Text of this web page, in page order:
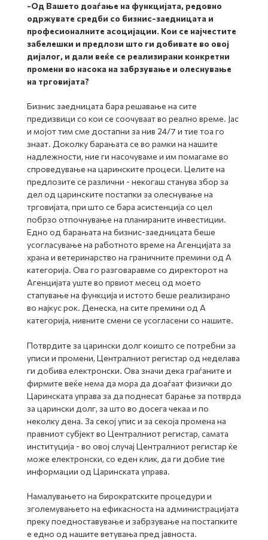
-Од Вашето доаѓање на функцијата, редовно
одржувате средби со бизнис-заедницата и
професионалните асоцијации. Кои се најчестите
забелешки и предлози што ги добивате во овој
дијалог, и дали веќе се реализирани конкретни
промени во насока на забрзување и олеснување
на трговијата?
Бизнис заедницата бара решавање на сите
предизвици со кои се соочуваат во реално време. Јас
и мојот тим сме достапни за нив 24/7 и тие тоа го
знаат. Доколку барањата се во рамки на нашите
надлежности, ние ги насочуваме и им помагаме во
спроведување на царинските процеси. Целите на
предлозите се различни - некогаш станува збор за
дел од царинските постапки за олеснување на
трговијата, при што се бара асистенција со цел
побрзо отпочнување на планираните инвестиции.
Едно од барањата на бизнис-заедницата беше
усогласување на работното време на Агенцијата за
храна и ветеринарство на граничните премини од А
категорија. Ова го разговаравме со директорот на
Агенцијата уште во првиот месец од моето
стапување на функција и истото беше реализирано
во најкус рок. Денеска, на сите премини од А
категорија, нивните смени се усогласени со нашите.
Потврдите за царински долг коишто се потребни за
уписи и промени, Централниот регистар од неделава
ги добива електронски. Ова значи дека граѓаните и
фирмите веќе нема да мора да доаѓаат физички до
Царинската управа за да поднесат барање за потврда
за царински долг, за што во досега чекаа и по
неколку дена. За секој упис и за секоја промена на
правниот субјект во Централниот регистар, самата
институција - во овој случај Централниот регистар ќе
може електронски, со еден клик, да ги добие тие
информации од Царинската управа.
Намалувањето на бирократските процедури и
зголемувањето на ефикасноста на администрацијата
преку поедноставување и забрзување на постапките
е едно од нашите ветувања пред јавноста.